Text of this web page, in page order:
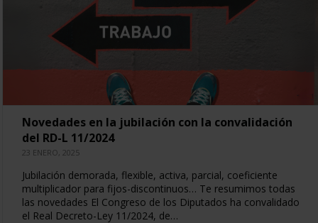
Novedades en la jubilación con la convalidación
del RD-L 11/2024
23 ENERO, 2025
Jubilación demorada, flexible, activa, parcial, coeficiente
multiplicador para fijos-discontinuos… Te resumimos todas
las novedades El Congreso de los Diputados ha convalidado
el Real Decreto-Ley 11/2024, de…